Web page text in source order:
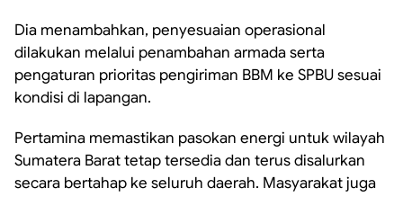
Dia menambahkan, penyesuaian operasional
dilakukan melalui penambahan armada serta
pengaturan prioritas pengiriman BBM ke SPBU sesuai
kondisi di lapangan.
Pertamina memastikan pasokan energi untuk wilayah
Sumatera Barat tetap tersedia dan terus disalurkan
secara bertahap ke seluruh daerah. Masyarakat juga